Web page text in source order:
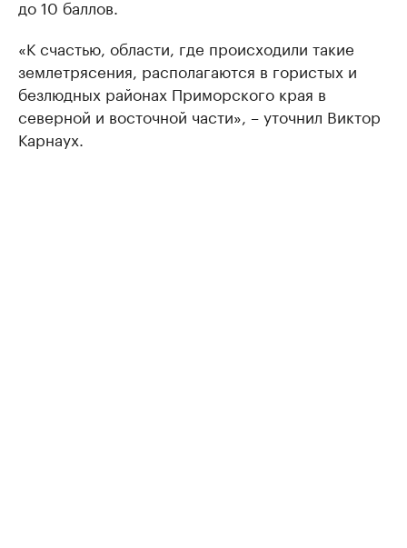
до 10 баллов.
«К счастью, области, где происходили такие
землетрясения, располагаются в гористых и
безлюдных районах Приморского края в
северной и восточной части», – уточнил Виктор
Карнаух.